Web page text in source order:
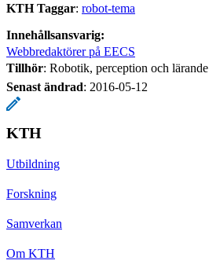
KTH Taggar: robot-tema
Innehållsansvarig:
Webbredaktörer på EECS
Tillhör: Robotik, perception och lärande
Senast ändrad: 2016-05-12
KTH
Utbildning
Forskning
Samverkan
Om KTH